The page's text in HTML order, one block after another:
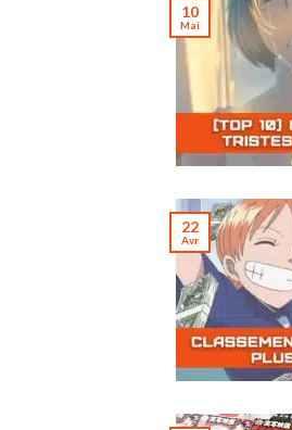
10
Mai
22
Avr